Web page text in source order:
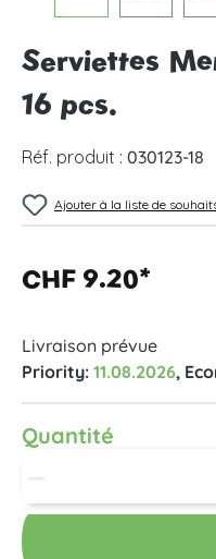
Serviettes
16 pcs.
Réf. produit : 030123-18
Ajouter à la liste de
CHF 9.20*
Livraison prévue
Priority: 11.08.2026,
Quantité